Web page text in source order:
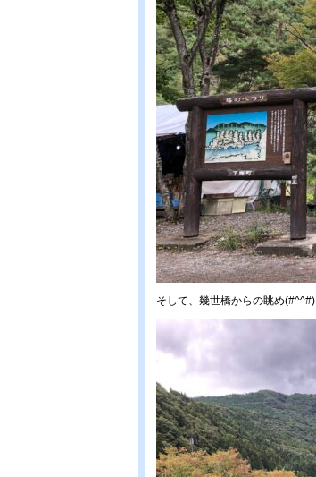
そして、幾世橋からの眺め(#^^#)